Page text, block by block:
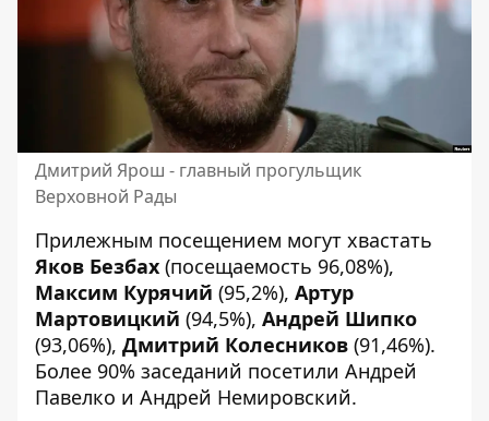
Дмитрий Ярош - главный прогульщик
Верховной Рады
Прилежным посещением могут хвастать
Яков Безбах (посещаемость 96,08%),
Максим Курячий (95,2%), Артур
Мартовицкий (94,5%), Андрей Шипко
(93,06%), Дмитрий Колесников (91,46%).
Более 90% заседаний посетили Андрей
Павелко и Андрей Немировский.